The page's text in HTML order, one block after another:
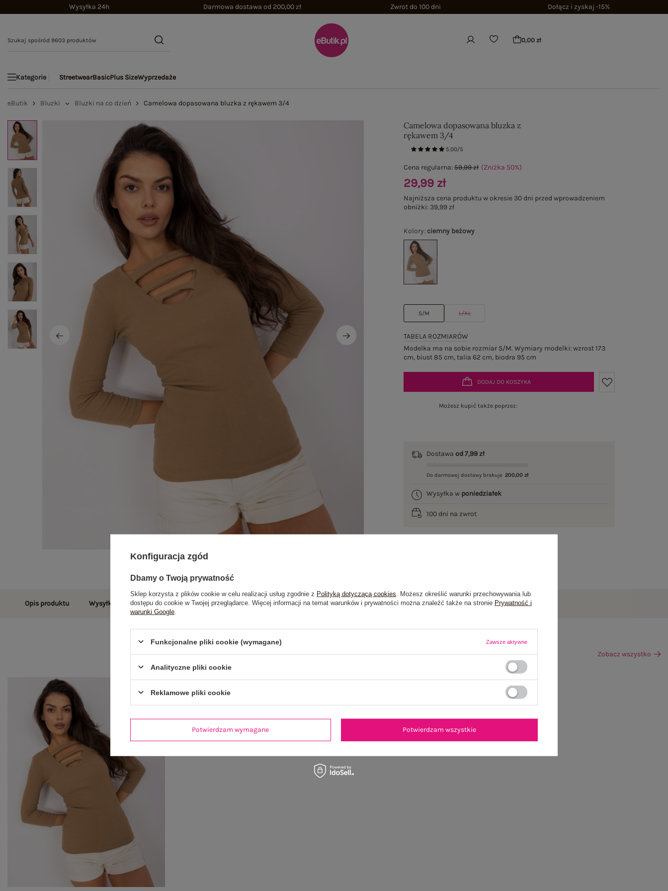
Wysyłka 24h Darmowa dostawa od 200,00 zł Zwrot do 100 dni Dołącz i zyskaj -15%
0,00 zł
Kategorie StreetwearBasicPlus SizeWyprzedaże
eButik Bluzki Bluzki na co dzień Camelowa dopasowana bluzka z rękawem 3/4
Camelowa dopasowana bluzka z
rękawem 3/4
5.00/5
Kolory: ciemny beżowy
S/M L/XL
TABELA ROZMIARÓW
Modelka ma na sobie rozmiar S/M. Wymiary modelki: wzrost 173
cm, biust 85 cm, talia 62 cm, biodra 95 cm
Cena regularna:59,99 zł (Zniżka 50%)
29,99 zł
Najniższa cena produktu w okresie 30 dni przed wprowadzeniem
obniżki: 39,99 zł
DODAJ DO KOSZYKA
Możesz kupić także poprzez:
Dostawaod 7,99 zł
Do darmowej dostawy brakuje 200,00 zł
Wysyłka w poniedziałek
100 dni na zwrot
Opis produktu Wysyłka i dostawa Zwroty i reklamacje Opinie o produkcie(1)
Zobacz wszystko
Konfiguracja zgód
Dbamy o Twoją prywatność
Sklep korzysta z plików cookie w celu realizacji usług zgodnie z Polityką dotyczącą cookies . Możesz określić warunki przechowywania lub
dostępu do cookie w Twojej przeglądarce. Więcej informacji na temat warunków i prywatności można znaleźć także na stronie Prywatność i
warunki Google
Funkcjonalne pliki cookie (wymagane) Zawsze aktywne
Analityczne pliki cookie
Reklamowe pliki cookie
Potwierdzam wymagane Potwierdzam wszystkie